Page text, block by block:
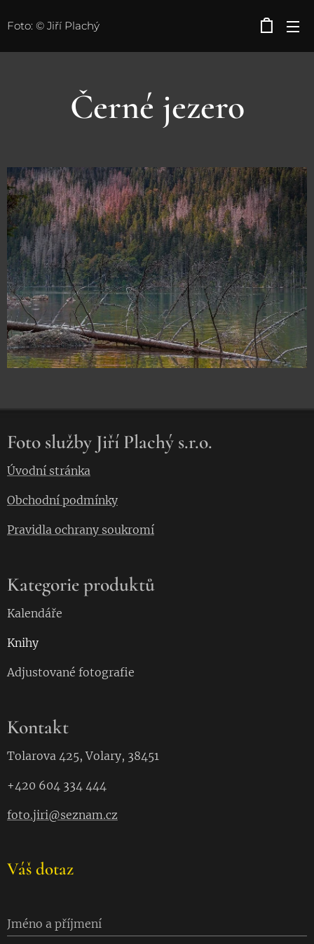
Foto: © Jiří Plachý
Černé jezero
Foto služby Jiří Plachý s.r.o.
Úvodní stránka
Obchodní podmínky
Pravidla ochrany soukromí
Kategorie produktů
Kalendáře
Knihy
Adjustované fotografie
Kontakt
Tolarova 425, Volary, 38451
+420 604 334 444
foto.jiri@seznam.cz
Váš dotaz
Jméno a příjmení